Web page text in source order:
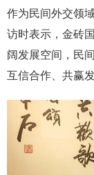
作为民间外交领
访时表示，金砖
阔发展空间，民
互信合作、共赢发